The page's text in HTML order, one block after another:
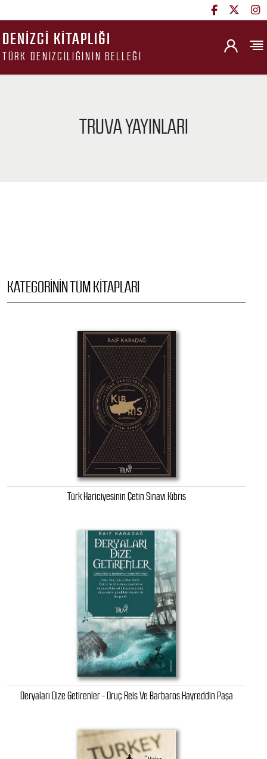
DENIZCI KITAPLIĞI
TÜRK DENIZCILIĞININ BELLEĞI
TRUVA YAYINLARI
KATEGORININ TÜM KITAPLARI
Türk Hariciyesinin Çetin Sınavı Kıbrıs
Deryaları Dize Getirenler - Oruç Reis Ve Barbaros Hayreddin Paşa